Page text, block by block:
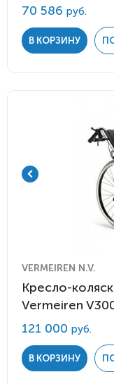
70 586 руб.
В КОРЗИНУ
VERMEIREN N.V.
Кресло-
Vermeiren
121 000 руб.
В КОРЗИНУ